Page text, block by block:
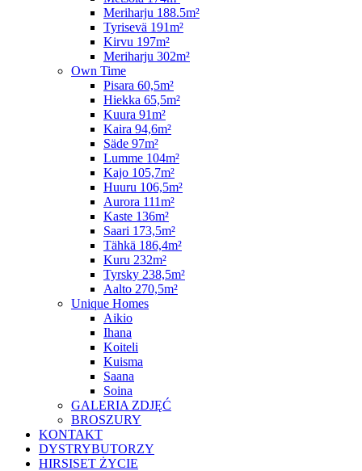
Meriharju 188.5m²
Tyrisevä 191m²
Kirvu 197m²
Meriharju 302m²
Own Time
Pisara 60,5m²
Hiekka 65,5m²
Kuura 91m²
Kaira 94,6m²
Säde 97m²
Lumme 104m²
Kajo 105,7m²
Huuru 106,5m²
Aurora 111m²
Kaste 136m²
Saari 173,5m²
Tähkä 186,4m²
Kuru 232m²
Tyrsky 238,5m²
Aalto 270,5m²
Unique Homes
Aikio
Ihana
Koiteli
Kuisma
Saana
Soina
GALERIA ZDJĘĆ
BROSZURY
KONTAKT
DYSTRYBUTORZY
HIRSISET ŻYCIE